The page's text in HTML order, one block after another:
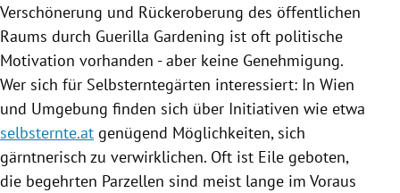
Verschönerung und Rückeroberung des öffentlichen
Raums durch Guerilla Gardening ist oft politische
Motivation vorhanden - aber keine Genehmigung.
Wer sich für Selbsterntegärten interessiert: In Wien
und Umgebung finden sich über Initiativen wie etwa
selbsternte.at genügend Möglichkeiten, sich
gärntnerisch zu verwirklichen. Oft ist Eile geboten,
die begehrten Parzellen sind meist lange im Voraus